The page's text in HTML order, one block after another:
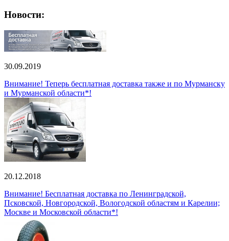
Новости:
30.09.2019
Внимание! Теперь бесплатная доставка также и по Мурманску
и Мурманской области*!
20.12.2018
Внимание! Бесплатная доставка по Ленинградской,
Псковской, Новгородской, Вологодской областям и Карелии;
Москве и Московской области*!